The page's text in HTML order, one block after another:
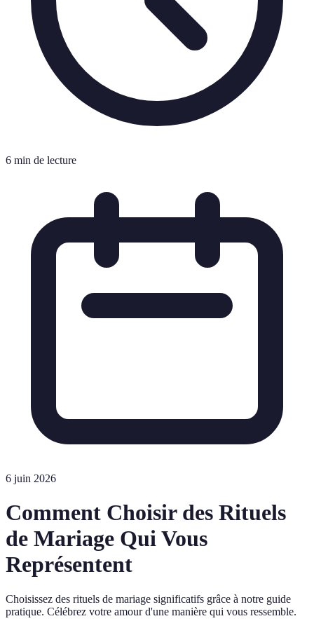
6 min de lecture
6 juin 2026
Comment Choisir des Rituels
de Mariage Qui Vous
Représentent
Choisissez des rituels de mariage significatifs grâce à notre guide
pratique. Célébrez votre amour d'une manière qui vous ressemble.